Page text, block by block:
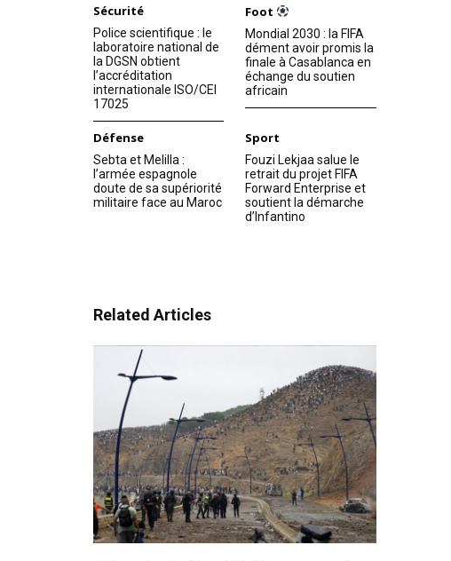
Sécurité
Police scientifique : le
laboratoire national de
la DGSN obtient
l’accréditation
internationale ISO/CEI
17025
Foot
Mondial 2030 : la FIFA
dément avoir promis la
finale à Casablanca en
échange du soutien
africain
Défense
Sebta et Melilla :
l’armée espagnole
doute de sa supériorité
militaire face au Maroc
Sport
Fouzi Lekjaa salue le
retrait du projet FIFA
Forward Enterprise et
soutient la démarche
d’Infantino
Related Articles